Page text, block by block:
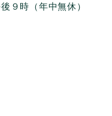
９時（年中無休）